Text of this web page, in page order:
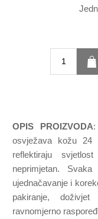
OPIS PROIZVODA
osvježava kožu 24
reflektiraju
neprimjetan.
ujednačavanje i
pakiranje,
ravnomjerno